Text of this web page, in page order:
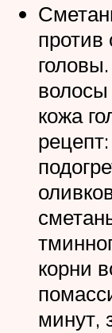
против
кожа
корни
минут,